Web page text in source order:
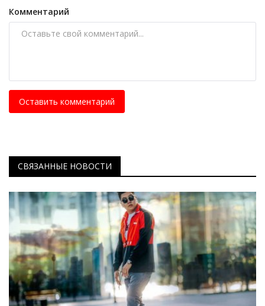
Комментарий
Оставить комментарий
СВЯЗАННЫЕ НОВОСТИ